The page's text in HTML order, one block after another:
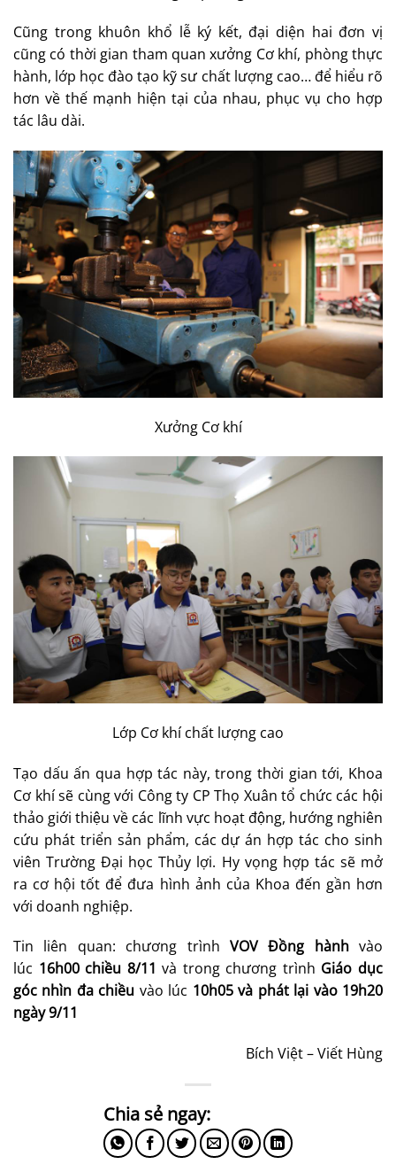
Cũng trong khuôn khổ lễ ký kết, đại diện hai đơn vị
cũng có thời gian tham quan xưởng Cơ khí, phòng thực
hành, lớp học đào tạo kỹ sư chất lượng cao… để hiểu rõ
hơn về thế mạnh hiện tại của nhau, phục vụ cho hợp
tác lâu dài.
Xưởng Cơ khí
Lớp Cơ khí chất lượng cao
Tạo dấu ấn qua hợp tác này, trong thời gian tới, Khoa
Cơ khí sẽ cùng với Công ty CP Thọ Xuân tổ chức các hội
thảo giới thiệu về các lĩnh vực hoạt động, hướng nghiên
cứu phát triển sản phẩm, các dự án hợp tác cho sinh
viên Trường Đại học Thủy lợi. Hy vọng hợp tác sẽ mở
ra cơ hội tốt để đưa hình ảnh của Khoa đến gần hơn
với doanh nghiệp.
Tin liên quan: chương trình VOV Đồng hành vào
lúc 16h00 chiều 8/11 và trong chương trình Giáo dục
góc nhìn đa chiều vào lúc 10h05 và phát lại vào 19h20
ngày 9/11
Bích Việt – Viết Hùng